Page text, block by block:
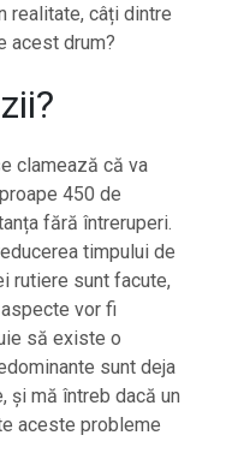
realitate, câți dintre
acest drum?
clamează că va
450 de
fără întreruperi.
timpului de
rutiere sunt facute,
vor fi
să existe o
sunt deja
și mă întreb dacă un
aceste probleme